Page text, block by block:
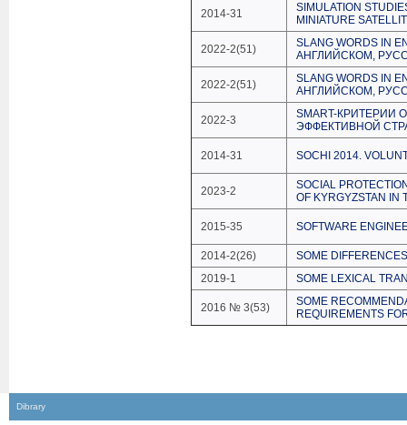
2014-31
SIMULATION
MINIATURE
2022-2(51)
SLANG WORDS IN
АНГЛИЙСКОМ,
2022-2(51)
SLANG WORDS IN
АНГЛИЙСКОМ,
2022-3
SMART-
ЭФФЕКТИВНОЙ
2014-31 SOCHI 2014.
2023-2
SOCIAL
OF KYRGYZSTAN IN
2015-35 SOFTWARE
2014-2(26)
SOME
2019-1
SOME LEXICAL
2016 № 3(53)
SOME
REQUIREMENTS
Dibrary